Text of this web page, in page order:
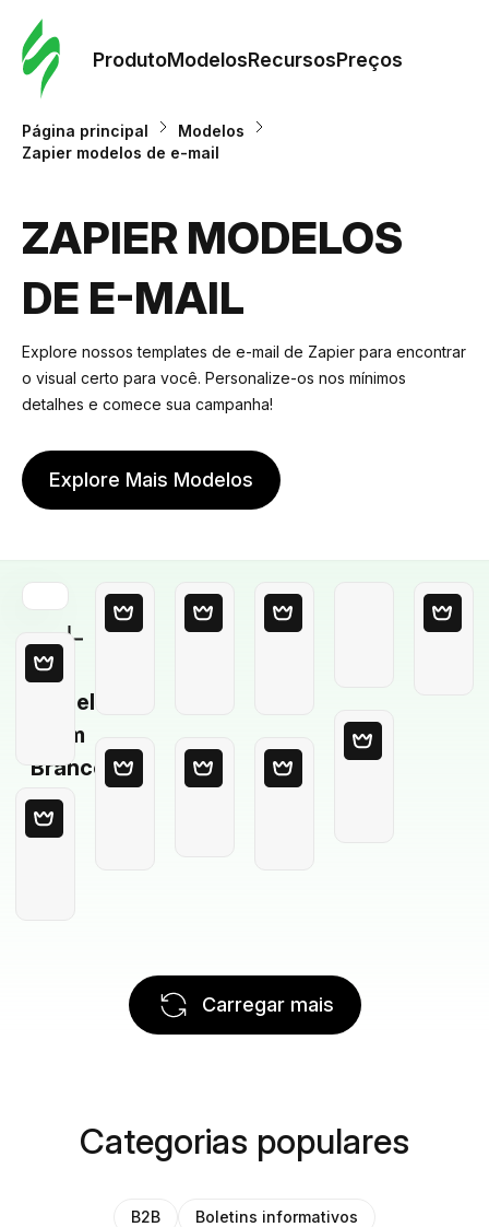
ProdutoModelosRecursosPreços
Página principal
Modelos
Zapier modelos de e-mail
ZAPIER MODELOS
DE E-MAIL
Explore nossos templates de e-mail de Zapier para encontrar
o visual certo para você. Personalize-os nos mínimos
detalhes e comece sua campanha!
Explore Mais Modelos
Modelo
em
Branco
Carregar mais
Categorias populares
B2B
Boletins informativos